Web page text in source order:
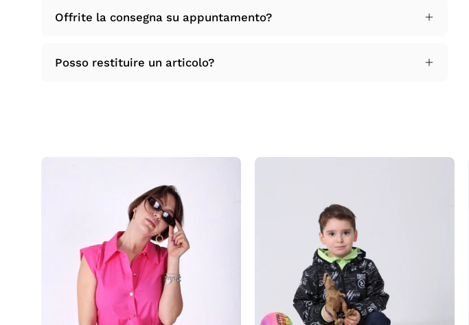
Offrite la consegna su appuntamento?
Posso restituire un articolo?